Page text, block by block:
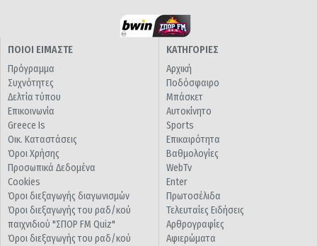
ΠΟΙΟΙ ΕΙΜΑΣΤΕ
Πρόγραμμα
Συχνότητες
Δελτία τύπου
Επικοινωνία
Greece Is
Οικ. Καταστάσεις
Όροι Χρήσης
Προσωπικά Δεδομένα
Cookies
Όροι διεξαγωγής διαγωνισμών
Όροι διεξαγωγής του ραδ/κού
παιχνιδιού "ΣΠΟΡ FM Quiz"
Όροι διεξαγωγής του ραδ/κού
ΚΑΤΗΓΟΡΙΕΣ
Αρχική
Ποδόσφαιρο
Μπάσκετ
Αυτοκίνητο
Sports
Επικαιρότητα
Βαθμολογίες
WebTv
Enter
Πρωτοσέλιδα
Τελευταίες Ειδήσεις
Αρθρογραφίες
Αφιερώματα